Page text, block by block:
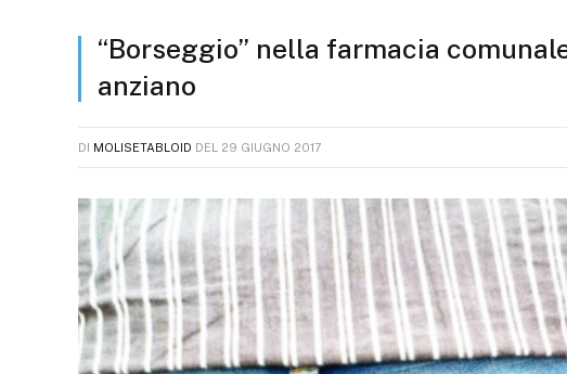
“Borseggio” nella farmacia
anziano
DI MOLISETABLOID DEL 29 GIUGNO 2017